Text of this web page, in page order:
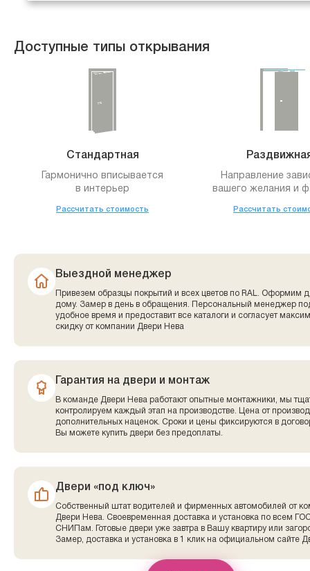
Доступные типы открывания
Стандартная
Гармонично вписывается
в интерьер
Рассчитать стоимость
Направление
вашего желания и
Рассчитать
Выездной менеджер
Привезем образцы покрытий и всех цветов по RAL. Оформим
дому. Замер в день в обращения. Персональный менеджер
удобное время и предоставит все каталоги и согласует
скидку от компании Двери Нева
Гарантия на двери и монтаж
В команде Двери Нева работают опытные монтажники, мы
контролируем каждый этап на производстве. Цена от
дополнительных наценок. Сроки и цены фиксируются в
Вы можете купить двери без предоплаты.
Двери «под ключ»
Собственный штат водителей и фирменных автомобилей от
Двери Нева. Своевременная доставка и установка по всем
СНИПам. Готовые двери уже завтра в Вашу квартиру или
Замер, доставка и установка в 1 клик на официальном сайте